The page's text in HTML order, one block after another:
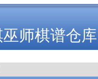
师棋谱仓库